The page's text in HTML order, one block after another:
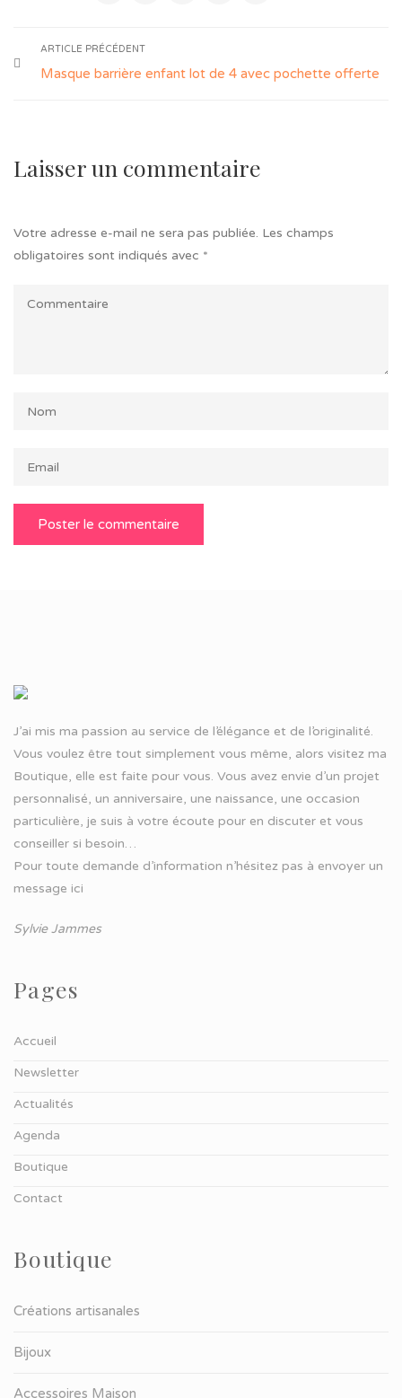
ARTICLE PRÉCÉDENT
Masque barrière enfant lot de 4 avec pochette offerte
Laisser un commentaire
Votre adresse e-mail ne sera pas publiée. Les champs
obligatoires sont indiqués avec *
J’ai mis ma passion au service de l’élégance et de l’originalité.
Vous voulez être tout simplement vous même, alors visitez ma
Boutique, elle est faite pour vous. Vous avez envie d’un projet
personnalisé, un anniversaire, une naissance, une occasion
particulière, je suis à votre écoute pour en discuter et vous
conseiller si besoin…
Pour toute demande d’information n’hésitez pas à envoyer un
message ici
Sylvie Jammes
Pages
Accueil
Newsletter
Actualités
Agenda
Boutique
Contact
Boutique
Créations artisanales
Bijoux
Accessoires Maison